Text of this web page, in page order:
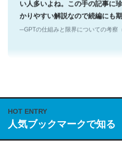
かりやすい解説なので続編にも期
─GPTの仕組みと限界についての考察
説してる記事が少ないので貴重
https://
/064121
─GPTの仕組みと限界についての考察
HOT ENTRY
人気ブックマークで知る